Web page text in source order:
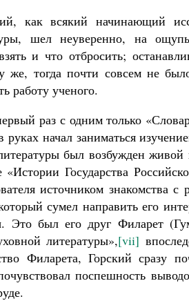
как всякий начинающий
шел неуверенно, на
и что отбросить;
же, тогда почти совсем не
работу ученого.
раз с одним только
руках начал заниматься
был возбужден
«Истории Государства
источником знакомства
сумел направить его
Это был его друг Филарет
литературы»,[vii]
Филарета, Горский сразу
поспешность